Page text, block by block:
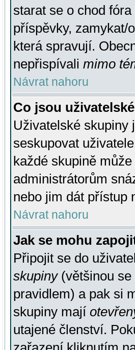
starat se o chod
příspěvky, zamykat/
která spravují.
nepřispívali mimo
Návrat nahoru
Co jsou
Uživatelské skupiny
seskupovat
každé skupině
administrátorům
nebo jim dát přístup
Návrat nahoru
Jak se mohu
Připojit se do
skupiny(většinou se
pravidlem) a pak si
skupiny mají
utajené členství.